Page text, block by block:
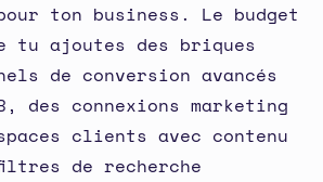
ton business. Le budget
tu ajoutes des briques
de conversion avancés
des connexions marketing
clients avec contenu
de recherche